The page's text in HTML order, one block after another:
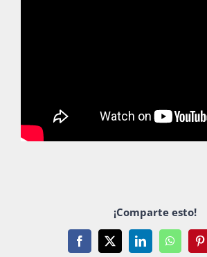
¡Comparte esto!
Facebook
X LinkedIn